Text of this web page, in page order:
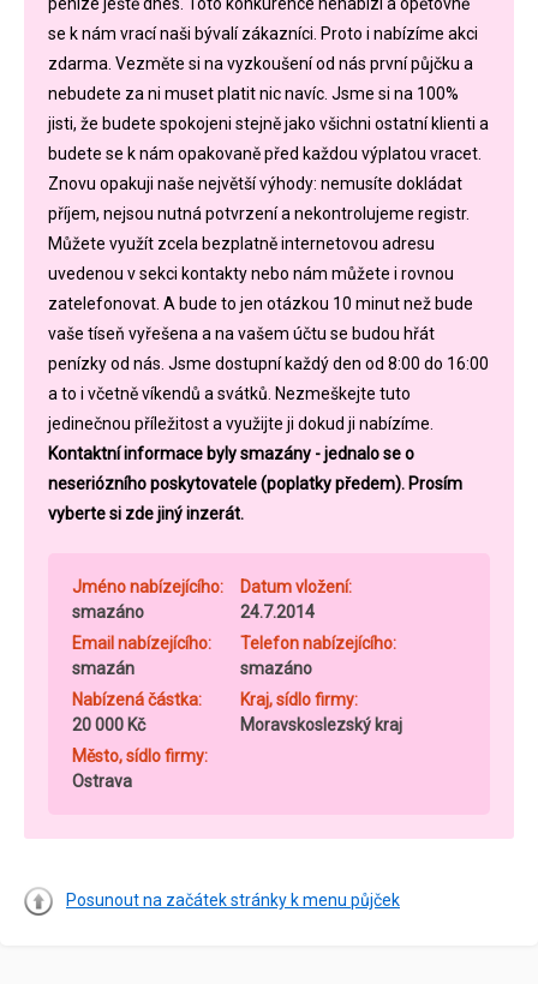
se k nám vrací naši bývalí zákazníci. Proto i nabízíme akci
zdarma. Vezměte si na vyzkoušení od nás první půjčku a
nebudete za ni muset platit nic navíc. Jsme si na 100%
jisti, že budete spokojeni stejně jako všichni ostatní klienti a
budete se k nám opakovaně před každou výplatou vracet.
Znovu opakuji naše největší výhody: nemusíte dokládat
příjem, nejsou nutná potvrzení a nekontrolujeme registr.
Můžete využít zcela bezplatně internetovou adresu
uvedenou v sekci kontakty nebo nám můžete i rovnou
zatelefonovat. A bude to jen otázkou 10 minut než bude
vaše tíseň vyřešena a na vašem účtu se budou hřát
penízky od nás. Jsme dostupní každý den od 8:00 do 16:00
a to i včetně víkendů a svátků. Nezmeškejte tuto
jedinečnou příležitost a využijte ji dokud ji nabízíme.
Kontaktní informace byly smazány - jednalo se o
neseriózního poskytovatele (poplatky předem). Prosím
vyberte si zde jiný inzerát.
Jméno nabízejícího:
smazáno
Datum vložení:
24.7.2014
Email nabízejícího:
smazán
Telefon nabízejícího:
smazáno
Nabízená částka:
20 000 Kč
Kraj, sídlo firmy:
Moravskoslezský kraj
Město, sídlo firmy:
Ostrava
Posunout na začátek stránky k menu půjček